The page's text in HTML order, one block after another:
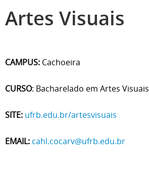
Artes Visuais
CAMPUS: Cachoeira
CURSO: Bacharelado em Artes Visuais
SITE: ufrb.edu.br/artesvisuais
EMAIL: cahl.cocarv@ufrb.edu.br